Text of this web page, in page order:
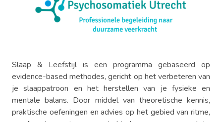
Slaap & Leefstijl is een programma gebaseerd op
evidence-based methodes, gericht op het verbeteren van
je slaappatroon en het herstellen van je fysieke en
mentale balans. Door middel van theoretische kennis,
praktische oefeningen en advies op het gebied van ritme,